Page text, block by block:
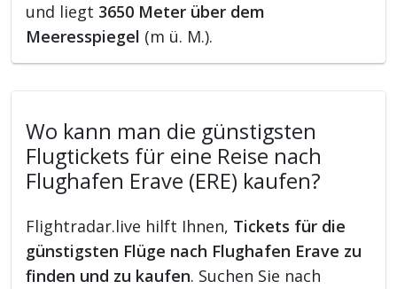
und liegt 3650 Meter über dem
Meeresspiegel (m ü. M.).
Wo kann man die günstigsten
Flugtickets für eine Reise nach
Flughafen Erave (ERE) kaufen?
Flightradar.live hilft Ihnen, Tickets für die
günstigsten Flüge nach Flughafen Erave zu
finden und zu kaufen. Suchen Sie nach